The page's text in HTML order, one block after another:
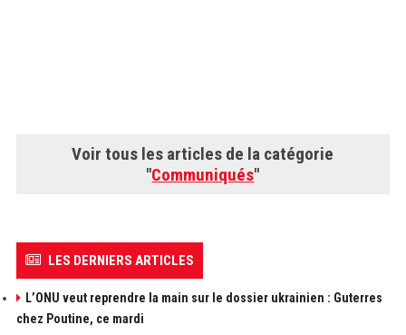
Voir tous les articles de la catégorie
"Communiqués"
LES DERNIERS ARTICLES
L’ONU veut reprendre la main sur le dossier ukrainien : Guterres
chez Poutine, ce mardi